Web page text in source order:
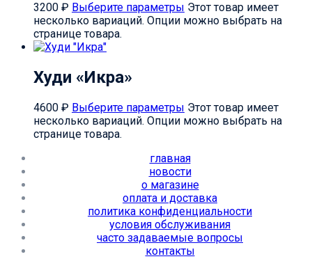
3200 ₽ Выберите параметры Этот товар имеет
несколько вариаций. Опции можно выбрать на
странице товара.
Худи «Икра»
4600 ₽ Выберите параметры Этот товар имеет
несколько вариаций. Опции можно выбрать на
странице товара.
главная
новости
о магазине
оплата и доставка
политика конфиденциальности
условия обслуживания
часто задаваемые вопросы
контакты